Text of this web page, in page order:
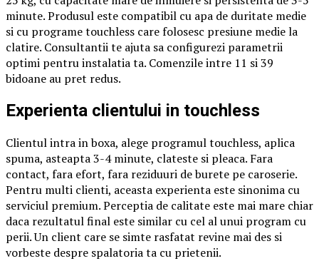
minute. Produsul este compatibil cu apa de duritate medie
si cu programe touchless care folosesc presiune medie la
clatire. Consultantii te ajuta sa configurezi parametrii
optimi pentru instalatia ta. Comenzile intre 11 si 39
bidoane au pret redus.
Experienta clientului in touchless
Clientul intra in boxa, alege programul touchless, aplica
spuma, asteapta 3-4 minute, clateste si pleaca. Fara
contact, fara efort, fara reziduuri de burete pe caroserie.
Pentru multi clienti, aceasta experienta este sinonima cu
serviciul premium. Perceptia de calitate este mai mare chiar
daca rezultatul final este similar cu cel al unui program cu
perii. Un client care se simte rasfatat revine mai des si
vorbeste despre spalatoria ta cu prietenii.